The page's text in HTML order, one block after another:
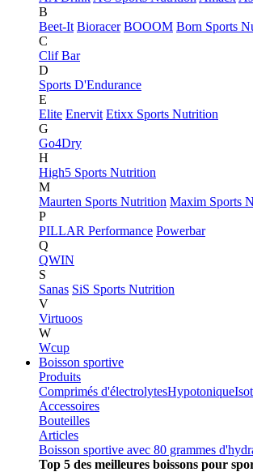
B
Beet-It Bioracer BOOOM Born Sports
C
Clif Bar
D
Sports D'Endurance
E
Elite Enervit Etixx Sports Nutrition
G
Go4Dry
H
High5 Sports Nutrition
M
Maurten Sports Nutrition Maxim Sports
P
PILLAR Performance Powerbar
Q
QWIN
S
Sanas SiS Sports Nutrition
V
Virtuoos
W
Wcup
Boisson sportive
Produits
Comprimés d'électrolytesHypotonique
Accessoires
Bouteilles
Articles
Boisson sportive avec 80 grammes
Top 5 des meilleures boissons pour